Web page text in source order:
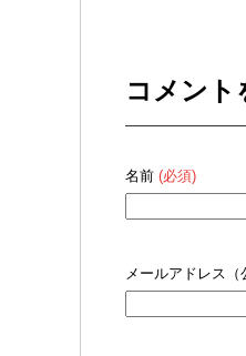
コメント
名前 (必須)
メールアドレス（